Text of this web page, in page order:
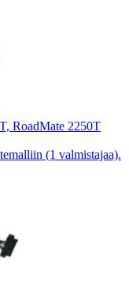
RoadMate 2250T
(1 valmistajaa).